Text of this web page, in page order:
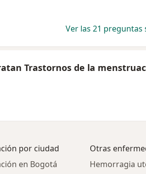
Ver las 21
Trastornos de la
por ciudad
en Bogotá
Otras
Hemorragia